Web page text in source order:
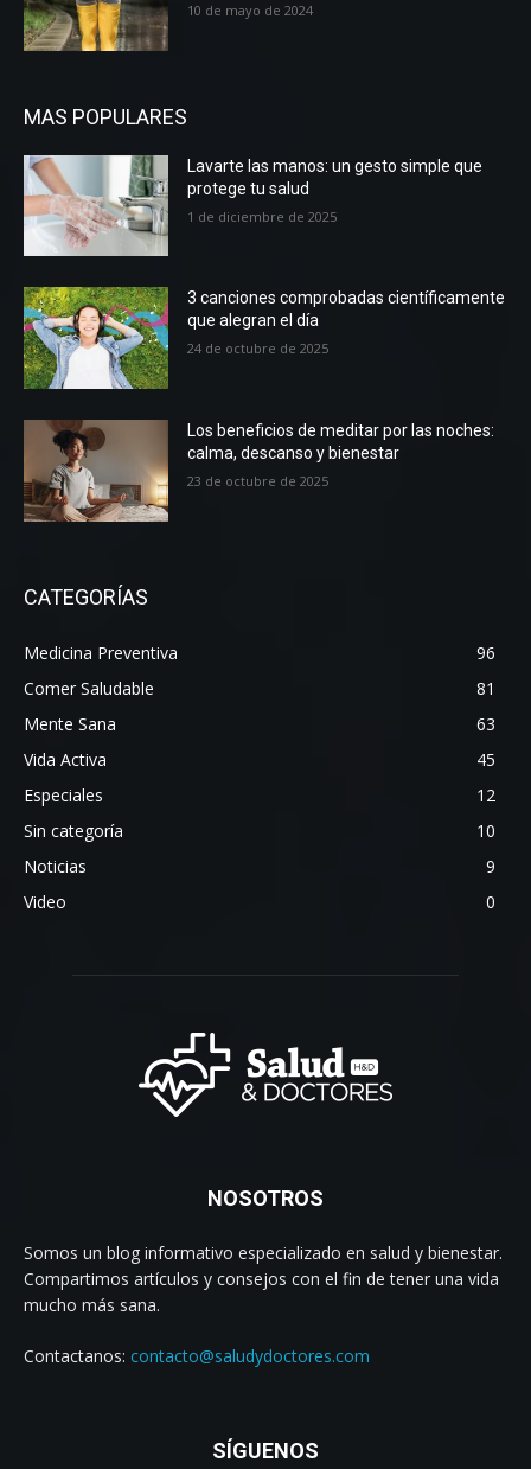
10 de mayo de 2024
MAS POPULARES
Lavarte las manos: un gesto simple que
protege tu salud
1 de diciembre de 2025
3 canciones comprobadas científicamente
que alegran el día
24 de octubre de 2025
Los beneficios de meditar por las noches:
calma, descanso y bienestar
23 de octubre de 2025
CATEGORÍAS
Medicina Preventiva
96
Comer Saludable
81
Mente Sana
63
Vida Activa
45
Especiales
12
Sin categoría
10
Noticias
9
Video
0
NOSOTROS
Somos un blog informativo especializado en salud y bienestar.
Compartimos artículos y consejos con el fin de tener una vida
mucho más sana.
Contactanos: contacto@saludydoctores.com
SÍGUENOS